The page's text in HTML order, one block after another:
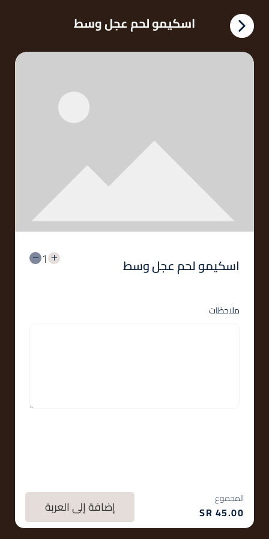
اسكيمو لحم عجل وسط
اسكيمو لحم عجل وسط 1
ملاحظات
المجموع
45.00 إضافة إلى العربة